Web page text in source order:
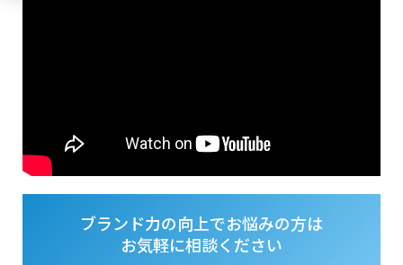
ブランド力の向上でお悩みの方は
お気軽に相談ください